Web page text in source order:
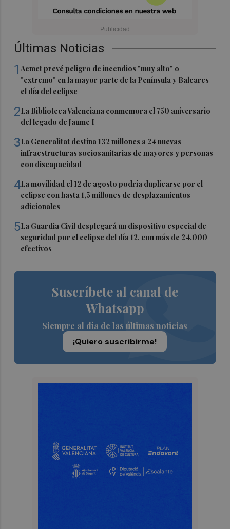
Últimas Noticias
1Aemet prevé peligro de incendios "muy alto" o
"extremo" en la mayor parte de la Península y Baleares
el día del eclipse
2La Biblioteca Valenciana conmemora el 750 aniversario
del legado de Jaume I
3La Generalitat destina 132 millones a 24 nuevas
infraestructuras sociosanitarias de mayores y personas
con discapacidad
4La movilidad el 12 de agosto podría duplicarse por el
eclipse con hasta 1,5 millones de desplazamientos
adicionales
5La Guardia Civil desplegará un dispositivo especial de
seguridad por el eclipse del día 12, con más de 24.000
efectivos
Suscríbete al canal de
Whatsapp
Siempre al día de las últimas noticias
¡Quiero suscribirme!